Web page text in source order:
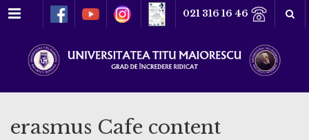
Meniu 021 316 16 46
erasmus Cafe content